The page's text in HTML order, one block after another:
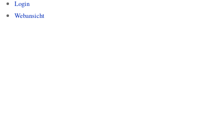
Login
Webansicht